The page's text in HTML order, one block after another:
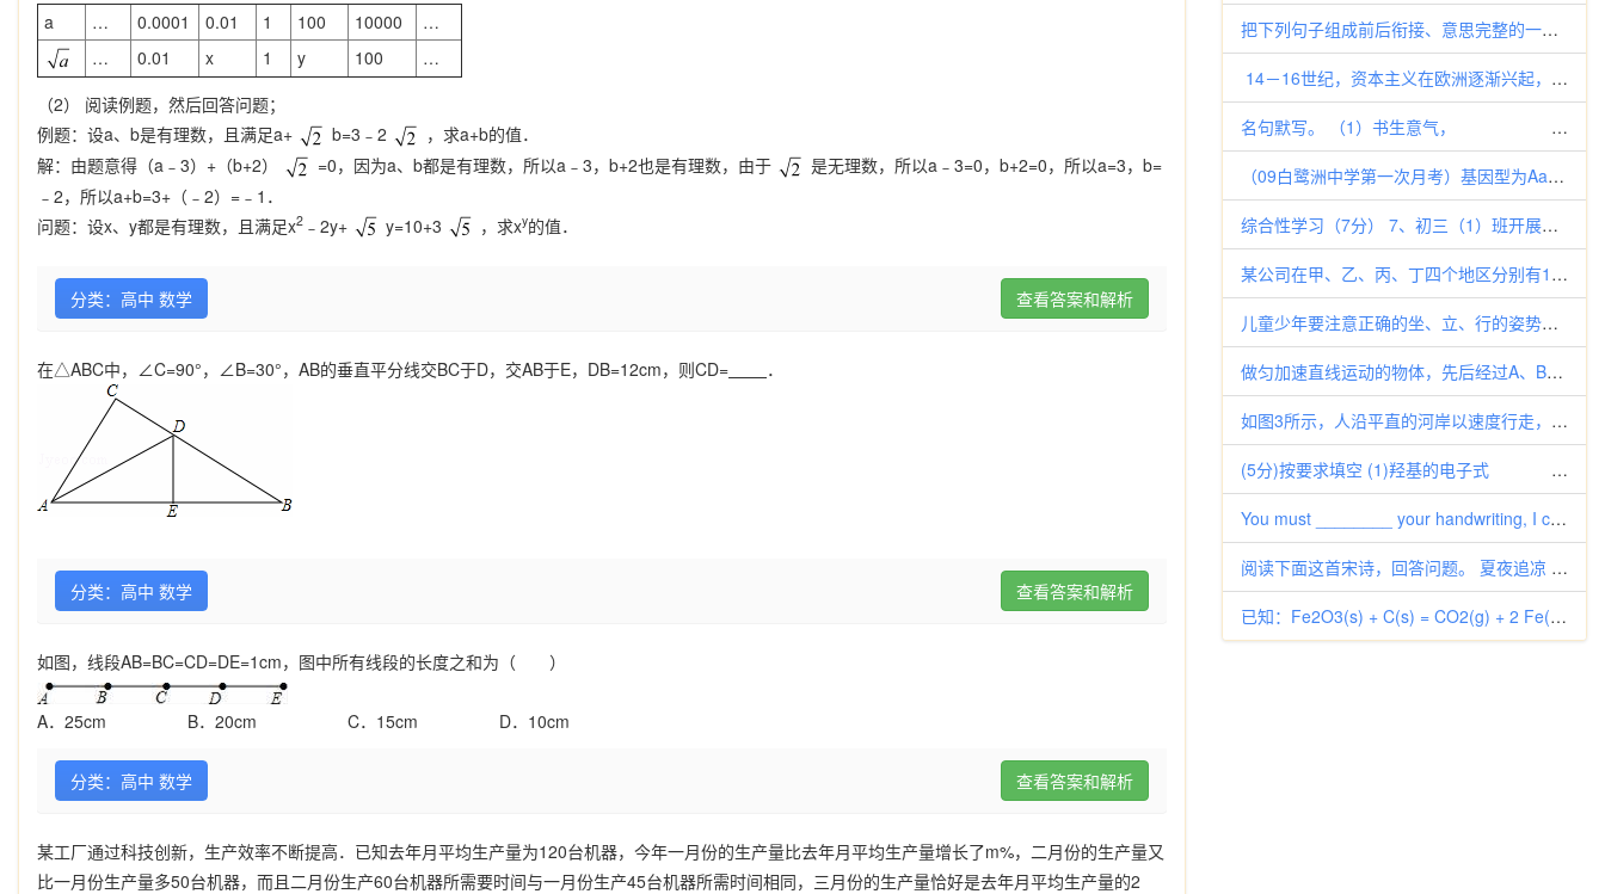
a
… 0.0001 0.01 1 100 10000
…
…
0.01 x 1 y 100
…
（2） 阅读例题，然后回答问题；
例题：设a、b是有理数，且满足a+
b=3﹣2
，求a+b的值．
解：由题意得（a﹣3）+（b+2）
=0，因为a、b都是有理数，所以a﹣3，b+2也是有理数，由于
是无理数，所以a﹣3=0，b+2=0，所以a=3，b=
﹣2，所以a+b=3+（﹣2）=﹣1．
问题：设x、y都是有理数，且满足x2 ﹣2y+ y=10+3 ，求xy的值．
分类：高中 数学 查看答案和解析
在△ABC中， ∠C=90°， ∠ B=30°， AB的垂直平分线交BC于D，交AB于E， DB=12cm，则CD= ．
分类：高中 数学 查看答案和解析
如图，线段AB=BC=CD=DE=1cm，图中所有线段的长度之和为（ ）
A． 25cm B． 20cm C． 15cm D． 10cm
分类：高中 数学 查看答案和解析
某工厂通过科技创新，生产效率不断提高．已知去年月平均生产量为120台机器，今年一月份的生产量比去年月平均生产量增长了m%，二月份的生产量又
比一月份生产量多50台机器，而且二月份生产60台机器所需要时间与一月份生产45台机器所需时间相同，三月份的生产量恰好是去年月平均生产量的2
把下列句子组成前后衔接、意思完整的一段话。（只写句子的序号） ① 出现在我们面前的是一座美丽的小城。 ② 城中有一条小河
14－16世纪，资本主义在欧洲逐渐兴起，推动了新航路的开辟，新航路开辟的客观条件是( )①商人和新兴资产阶级需要黄金
名句默写。 （1）书生意气， 。（《沁园春·长沙》） （2）吾师道也，
（09白鹭洲中学第一次月考）基因型为AaBbCc的一个精原细胞(三对等位基因分别位于三对同源染色体上)，经减数分裂形成的
综合性学习（7分） 7、初三（1）班开展了主题为“趣味语文”综合性学习活动，第二小组任务是组织一场“趣味语文知识竞赛”活
某公司在甲、乙、丙、丁四个地区分别有150个、120个、180个、150个销售点，公司为了调查产品销售的情况，需从这60
儿童少年要注意正确的坐、立、行的姿势，这个时期骨容易变形，是因为（） A.骨内有机物含量超过1/3，无机物含量少于2/
做匀加速直线运动的物体，先后经过A、B两点时，其速度分别为v和7v，经历时间为t，下列说法中正确的是
如图3所示，人沿平直的河岸以速度行走，且通过不可伸长的绳拖船，船沿绳的方向行进，此过程中绳始终与水面平行。当绳与河岸的夹
(5分)按要求填空 (1)羟基的电子式 (2)羧基的结构简式 (3
You must ________ your handwriting, I can't read your homewo
阅读下面这首宋诗，回答问题。 夏夜追凉 杨万里 夜热依然午热同，开门小立月明中。竹深树密虫鸣处，时有微凉不是风。
已知：Fe2O3(s) + C(s) = CO2(g) + 2 Fe(s) ΔΗ=234.1 kJ・mol-1